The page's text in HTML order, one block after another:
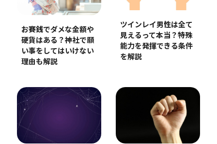
お賽銭でダメな金額や
硬貨はある？神社で願
い事をしてはいけない
理由も解説
ツインレイ男性は全て
見えるって本当？特殊
能力を発揮できる条件
を解説